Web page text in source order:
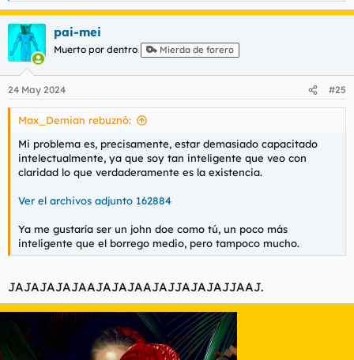
e
a
c
c
i
e
s
pai-mei
Muerto por dentro Mierda de forero
24 May 2024 #25
Max_Demian rebuznó:
Mi problema es, precisamente, estar demasiado capacitado
intelectualmente, ya que soy tan inteligente que veo con
claridad lo que verdaderamente es la existencia.
Ver el archivos adjunto 162884
Ya me gustaría ser un john doe como tú, un poco más
inteligente que el borrego medio, pero tampoco mucho.
JAJAJAJAJAAJAJAJAAJAJJAJAJAJJAAJ.